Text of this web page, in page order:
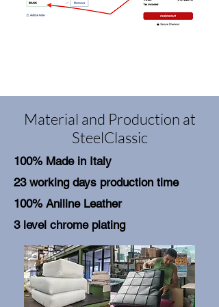
Material and Production at
SteelClassic
100% Made in Italy
23 working days production time
100% Aniline Leather
3 level chrome plating